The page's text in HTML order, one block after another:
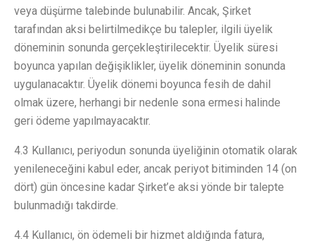
veya düşürme talebinde bulunabilir. Ancak, Şirket
tarafından aksi belirtilmedikçe bu talepler, ilgili üyelik
döneminin sonunda gerçekleştirilecektir. Üyelik süresi
boyunca yapılan değişiklikler, üyelik döneminin sonunda
uygulanacaktır. Üyelik dönemi boyunca fesih de dahil
olmak üzere, herhangi bir nedenle sona ermesi halinde
geri ödeme yapılmayacaktır.
4.3 Kullanıcı, periyodun sonunda üyeliğinin otomatik olarak
yenileneceğini kabul eder, ancak periyot bitiminden 14 (on
dört) gün öncesine kadar Şirket’e aksi yönde bir talepte
bulunmadığı takdirde.
4.4 Kullanıcı, ön ödemeli bir hizmet aldığında fatura,